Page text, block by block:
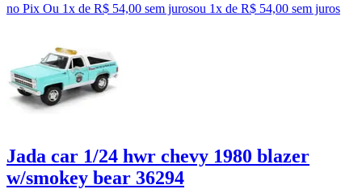
no Pix Ou 1x de R$ 54,00 sem jurosou 1x de R$ 54,00 sem juros
Jada car 1/24 hwr chevy 1980 blazer
w/smokey bear 36294